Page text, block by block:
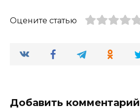
Оцените статью
Добавить комментарий